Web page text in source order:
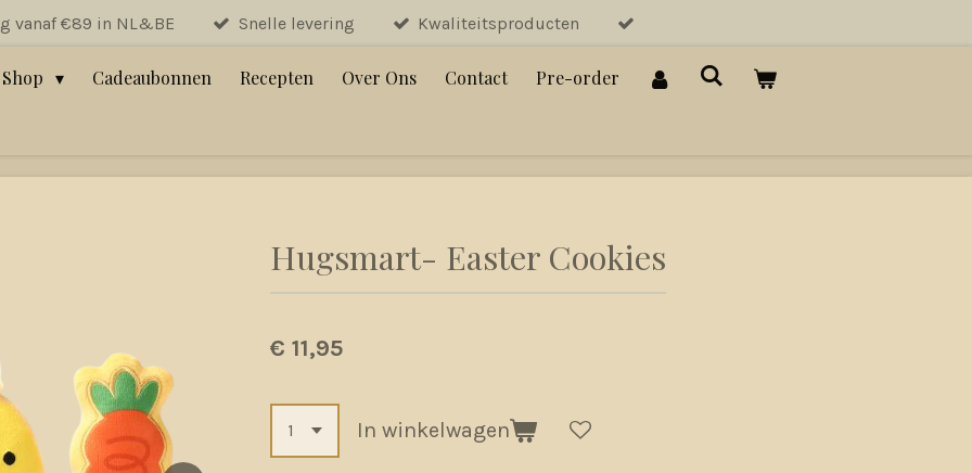
vanaf €89 in NL&BE Snelle levering Kwaliteitsproducten
Shop Cadeaubonnen Recepten Over Ons Contact Pre-order
Hugsmart- Easter Cookies
€ 11,95
In winkelwagen